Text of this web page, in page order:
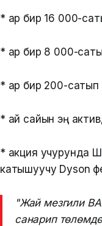
* ар бир 16 000-
* ар бир 8 000-
* ар бир 200-сатып
* ай сайын эң
* акция учурунда
катышуучу Dyson
"Жай мезгили
санарип